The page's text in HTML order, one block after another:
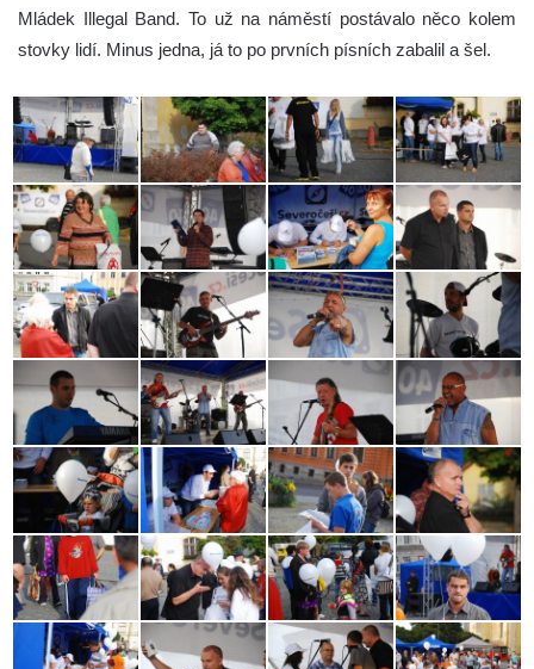
Mládek Illegal Band. To už na náměstí postávalo něco kolem
stovky lidí. Minus jedna, já to po prvních písních zabalil a šel.